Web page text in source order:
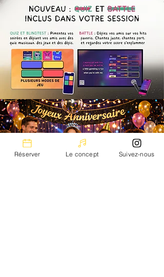
Réserver Le concept Suivez-nous